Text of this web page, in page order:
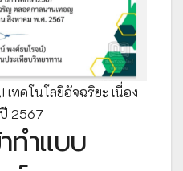
เทคโนโลยีอัจฉริยะ เนื่อง
2567
ทำแบบ